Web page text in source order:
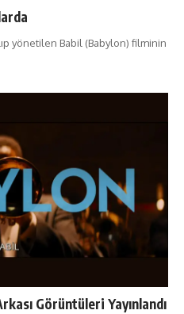
yönetilen Babil (Babylon) filminin
Görüntüleri Yayınlandı